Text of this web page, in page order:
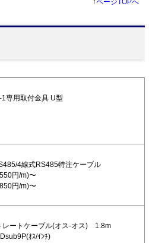
専用取付金具 U型
4線式RS485特注ケーブル
円/m)〜
円/m)〜
レートケーブル(オス-オス) 1.8m
ｵｽ/ｲﾝﾁ)